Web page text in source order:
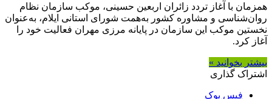
همزمان با آغاز تردد زائران اربعین حسینی، موکب سازمان نظام
روان‌شناسی و مشاوره کشور به‌همت شورای استانی ایلام، به‌عنوان
نخستین موکب این سازمان در پایانه مرزی مهران فعالیت خود را
آغاز کرد.
بیشتر بخوانید »
اشتراک گذاری
فیس بوک